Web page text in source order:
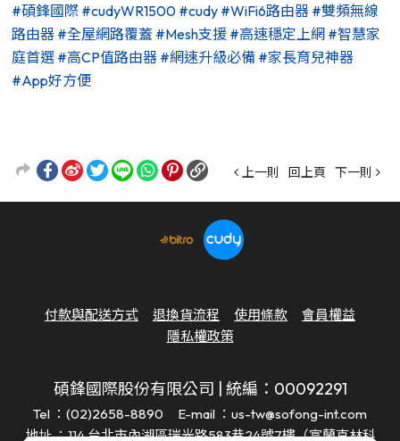
#碩鋒國際 #cudyWR1500 #cudy #WiFi6路由器 #雙頻無線
路由器 #全屋網路覆蓋 #Mesh支援 #高速穩定上網 #智慧家
庭首選 #高CP值路由器 #網速升級必備 #家長育兒神器
#App好方便
上一則 回上頁 下一則
付款與配送方式 退換貨流程 使用條款
會員權益
隱私權政策
碩鋒國際股份有限公司 | 統編：00092291
Tel ：(02)2658-8890
E-mail ：us-tw@sofong-int.com
地址 ：114 台北市內湖區瑞光路583巷24號7樓（富蘭克林科